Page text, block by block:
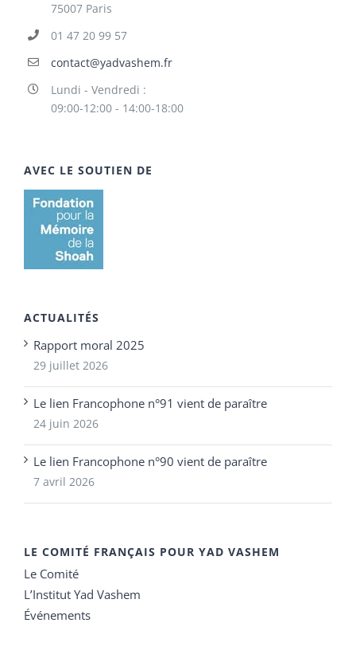
75007 Paris
01 47 20 99 57
contact@yadvashem.fr
Lundi - Vendredi :
09:00-12:00 - 14:00-18:00
AVEC LE SOUTIEN DE
ACTUALITÉS
Rapport moral 2025
29 juillet 2026
Le lien Francophone n°91 vient de paraître
24 juin 2026
Le lien Francophone n°90 vient de paraître
7 avril 2026
LE COMITÉ FRANÇAIS POUR YAD VASHEM
Le Comité
L’Institut Yad Vashem
Événements